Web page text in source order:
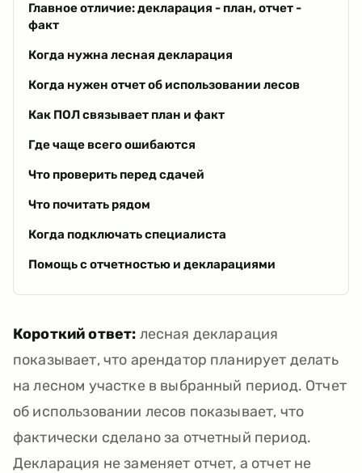
Главное отличие: декларация - план, отчет -
факт
Когда нужна лесная декларация
Когда нужен отчет об использовании лесов
Как ПОЛ связывает план и факт
Где чаще всего ошибаются
Что проверить перед сдачей
Что почитать рядом
Когда подключать специалиста
Помощь с отчетностью и декларациями
Короткий ответ: лесная декларация
показывает, что арендатор планирует делать
на лесном участке в выбранный период. Отчет
об использовании лесов показывает, что
фактически сделано за отчетный период.
Декларация не заменяет отчет, а отчет не